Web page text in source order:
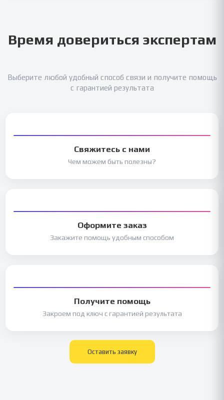
Время довериться экспертам
Выберите любой удобный способ связи и получите помощь
с гарантией результата
Свяжитесь с нами
Чем можем быть полезны?
Оформите заказ
Закажите помощь удобным способом
Получите помощь
Закроем под ключ с гарантией результата
Оставить заявку